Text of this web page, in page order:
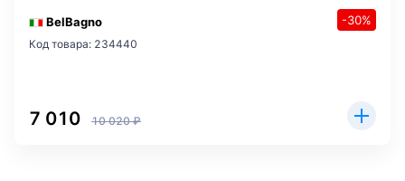
BelBagno -30%
Код товара: 234440
7 010 10 020 ₽